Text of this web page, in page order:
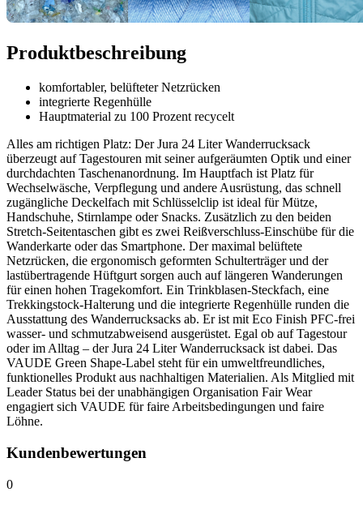
Produktbeschreibung
komfortabler, belüfteter Netzrücken
integrierte Regenhülle
Hauptmaterial zu 100 Prozent recycelt
Alles am richtigen Platz: Der Jura 24 Liter Wanderrucksack
überzeugt auf Tagestouren mit seiner aufgeräumten Optik und einer
durchdachten Taschenanordnung. Im Hauptfach ist Platz für
Wechselwäsche, Verpflegung und andere Ausrüstung, das schnell
zugängliche Deckelfach mit Schlüsselclip ist ideal für Mütze,
Handschuhe, Stirnlampe oder Snacks. Zusätzlich zu den beiden
Stretch-Seitentaschen gibt es zwei Reißverschluss-Einschübe für die
Wanderkarte oder das Smartphone. Der maximal belüftete
Netzrücken, die ergonomisch geformten Schulterträger und der
lastübertragende Hüftgurt sorgen auch auf längeren Wanderungen
für einen hohen Tragekomfort. Ein Trinkblasen-Steckfach, eine
Trekkingstock-Halterung und die integrierte Regenhülle runden die
Ausstattung des Wanderrucksacks ab. Er ist mit Eco Finish PFC-frei
wasser- und schmutzabweisend ausgerüstet. Egal ob auf Tagestour
oder im Alltag – der Jura 24 Liter Wanderrucksack ist dabei. Das
VAUDE Green Shape-Label steht für ein umweltfreundliches,
funktionelles Produkt aus nachhaltigen Materialien. Als Mitglied mit
Leader Status bei der unabhängigen Organisation Fair Wear
engagiert sich VAUDE für faire Arbeitsbedingungen und faire
Löhne.
Kundenbewertungen
0